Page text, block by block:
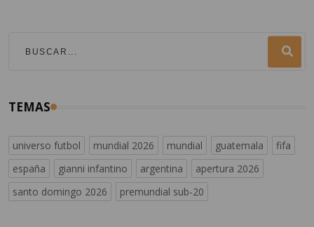
TEMAS
universo futbol mundial 2026 mundial guatemala
fifa
españa
gianni infantino argentina
apertura 2026
santo domingo 2026
premundial sub-20